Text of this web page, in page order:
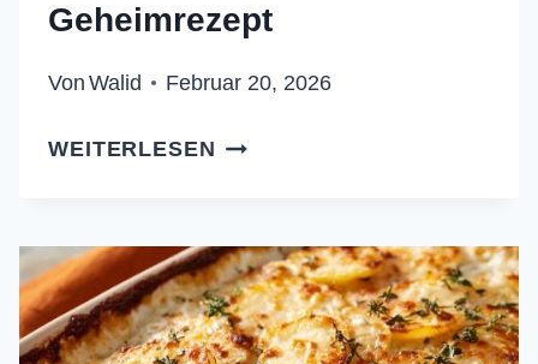
Geheimrezept
Von Walid Februar 20, 2026
WEITERLESEN CREMIGER
EI
UND
BACON:
DAS